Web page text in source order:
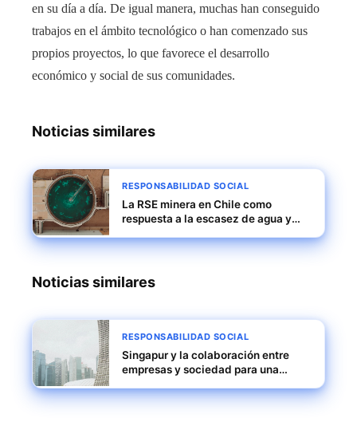
en su día a día. De igual manera, muchas han conseguido
trabajos en el ámbito tecnológico o han comenzado sus
propios proyectos, lo que favorece el desarrollo
económico y social de sus comunidades.
Noticias similares
RESPONSABILIDAD SOCIAL
La RSE minera en Chile como
respuesta a la escasez de agua y
locales
Noticias similares
RESPONSABILIDAD SOCIAL
Singapur y la colaboración entre
empresas y sociedad para una
tecnológicamente inclusiva